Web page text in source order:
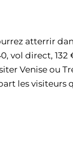
atterrir
vol direct, 132
Venise ou
les